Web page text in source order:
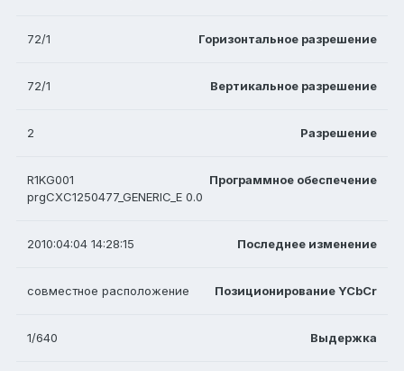
Горизонтальное разрешение
72/1
Вертикальное разрешение
72/1
Разрешение
2
Программное обеспечение
R1KG001
prgCXC1250477_GENERIC_E 0.0
Последнее изменение
2010:04:04 14:28:15
Позиционирование YCbCr
совместное расположение
Выдержка
1/640